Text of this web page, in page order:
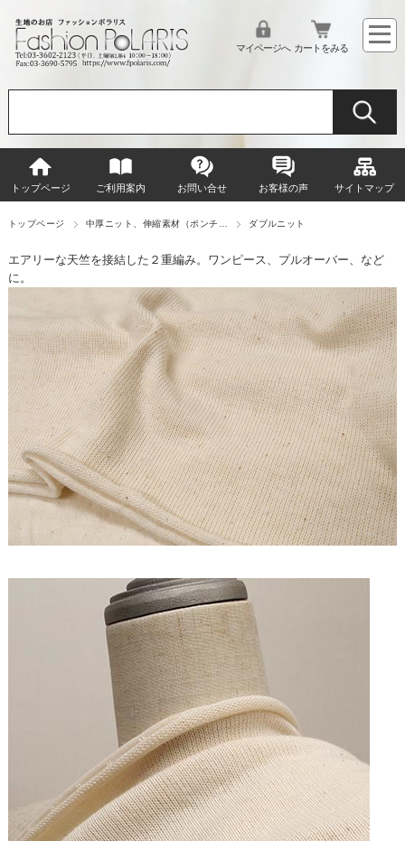
マイページへ カートをみる
トップページ ご利用案内 お問い合せ お客様の声 サイトマップ
トップページ 中厚ニット、伸縮素材（ポンチ… ダブルニット
エアリーな天竺を接結した２重編み。ワンピース、プルオーバー、など
に。